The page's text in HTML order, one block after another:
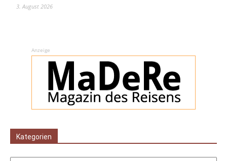
3. August 2026
Anzeige
Kategorien
Kategorien